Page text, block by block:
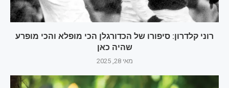
רוני קלדרון: סיפורו של הכדורגלן הכי מופלא והכי מופרע
שהיה כאן
מאי 28, 2025